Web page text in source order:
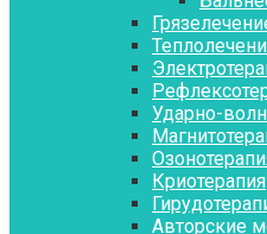
Ударно-
Криотерапия
Авторские